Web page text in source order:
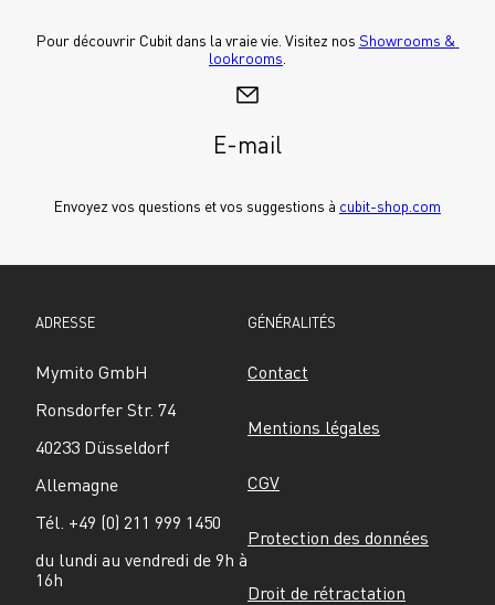
Pour découvrir Cubit dans la vraie vie. Visitez nos Showrooms &
lookrooms
E-mail
Envoyez vos questions et vos suggestions à cubit-shop.com
ADRESSE
Mymito GmbH
Ronsdorfer Str. 74
40233 Düsseldorf
Allemagne
Tél. +49 (0) 211 999 1450
du lundi au vendredi de 9h à
16h
GÉNÉRALITÉS
Contact
Mentions légales
CGV
Protection des données
Droit de rétractation